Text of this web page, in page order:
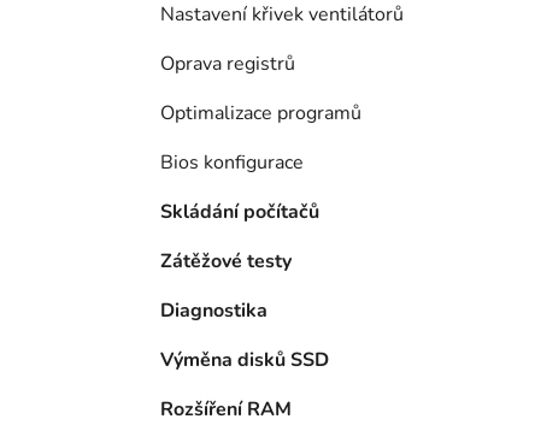
Nastavení křivek ventilátorů
Oprava registrů
Optimalizace programů
Bios konfigurace
Skládání počítačů
Zátěžové testy
Diagnostika
Výměna disků SSD
Rozšíření RAM